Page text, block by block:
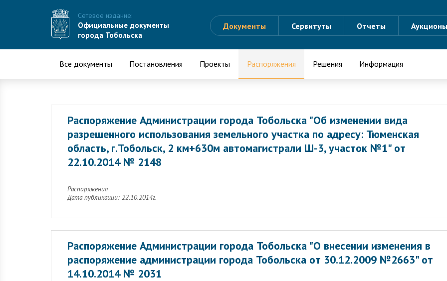
Сетевое издание:
Официальные документы
города Тобольска
Документы Сервитуты Отчеты Аукционы
Все документы Постановления Проекты Распоряжения Решения Информация
Распоряжение Администрации города Тобольска "Об изменении вида
разрешенного использования земельного участка по адресу: Тюменская
область, г.Тобольск, 2 км+630м автомагистрали Ш-3, участок №1" от
22.10.2014 № 2148
Распоряжения
Дата публикации: 22.10.2014г.
Распоряжение Администрации города Тобольска "О внесении изменения в
распоряжение администрации города Тобольска от 30.12.2009 №2663" от
14.10.2014 № 2031